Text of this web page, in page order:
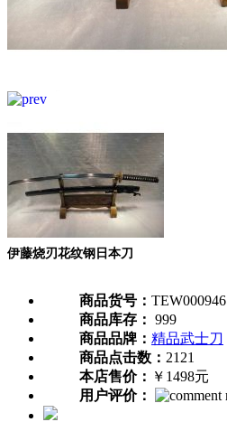
伊藤烧刃花纹钢日本刀
商品货号： TEW000946
商品库存： 999
商品品牌： 精品武士刀
商品点击数： 2121
本店售价： ￥1498元
用户评价：